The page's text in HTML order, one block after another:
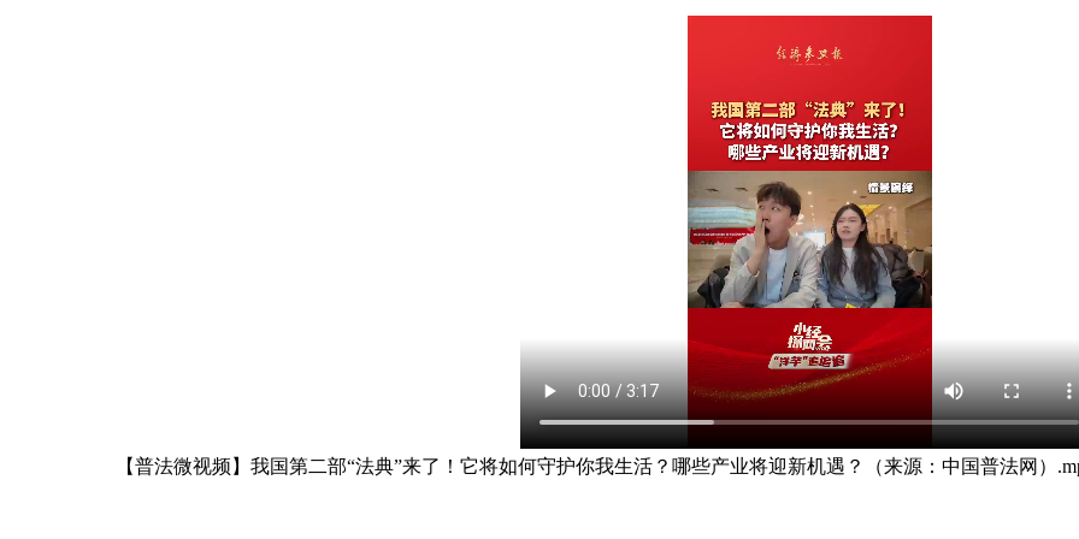
【普法微视频】我国第二部“法典”来了！它将如何守护你我生活？哪些产业将迎新机遇？（来源：中国普法网）